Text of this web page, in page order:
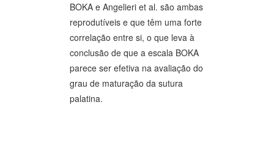
BOKA e Angelieri et al. são ambas
reprodutíveis e que têm uma forte
correlação entre si, o que leva à
conclusão de que a escala BOKA
parece ser efetiva na avaliação do
grau de maturação da sutura
palatina.